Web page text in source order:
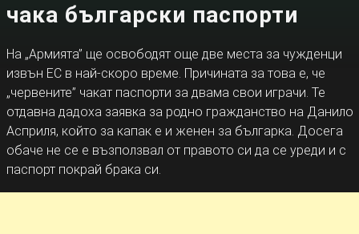
чака български паспорти
На „Армията” ще освободят още две места за чужденци
извън ЕС в най-скоро време. Причината за това е, че
„червените” чакат паспорти за двама свои играчи. Те
отдавна дадоха заявка за родно гражданство на Данило
Асприля, който за капак е и женен за българка. Досега
обаче не се е възползвал от правото си да се уреди и с
паспорт покрай брака си.